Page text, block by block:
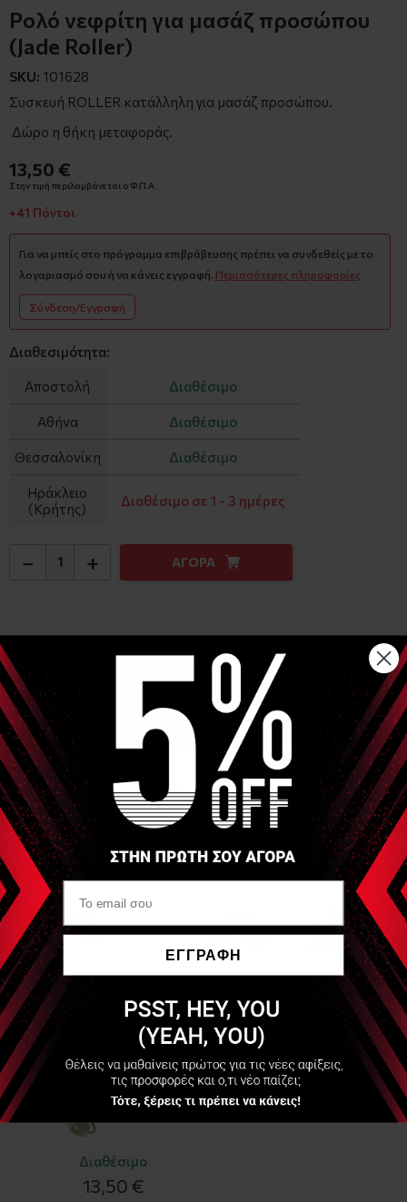
Ρολό νεφρίτη για μασάζ προσώπου
(Jade Roller)
SKU: 101628
Συσκευή ROLLER κατάλληλη για μασάζ προσώπου.
Δώρο η θήκη μεταφοράς.
13,50 €
Στην τιμή περιλαμβάνεται ο Φ.Π.Α.
+41 Πόντοι
Για να μπείς στο πρόγραμμα επιβράβευσης πρέπει να συνδεθείς με το
λογαριασμό σου ή να κάνεις εγγραφή. Περισσότερες πληροφορίες
Σύνδεση/Εγγραφή
Διαθεσιμότητα:
Αποστολή Διαθέσιμο
Αθήνα Διαθέσιμο
Θεσσαλονίκη Διαθέσιμο
Ηράκλειο
(Κρήτης)
Διαθέσιμο σε 1 - 3 ημέρες
− + ΑΓΟΡΑ
Αναλυτική Περιγραφή
Roller απο νεφρίτη με διπλή πλευρά κατάλληλη για μασάζ
προσώπου.
Η μεγάλη πλευρά είναι ιδανική για μασάζ στο πρόσωπο και
λαιμό και η μικρή για μασάζ γύρω απο τα μάτια.
Βάρος 64 -70γρ.
Είδες Πρόσφατα
OEM
Ρολό νεφρίτη για μασάζ
προσώπου (Jade Roller)
Διαθέσιμο
13,50 €
ΕΓΓΡΑΦΗ